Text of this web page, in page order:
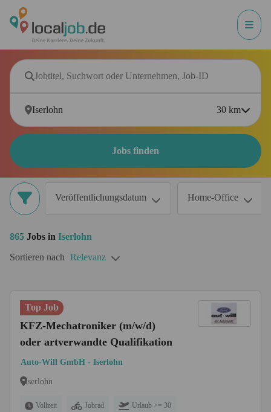
30 km
Jobs finden
Veröffentlichungsdatum Home-Office
865 Jobs in Iserlohn
Sortieren nach Relevanz
Top Job
KFZ-Mechatroniker (m/w/d)
oder artverwandte Qualifikation
Auto-Will GmbH - Iserlohn
Iserlohn
Vollzeit Jobrad Urlaub >= 30